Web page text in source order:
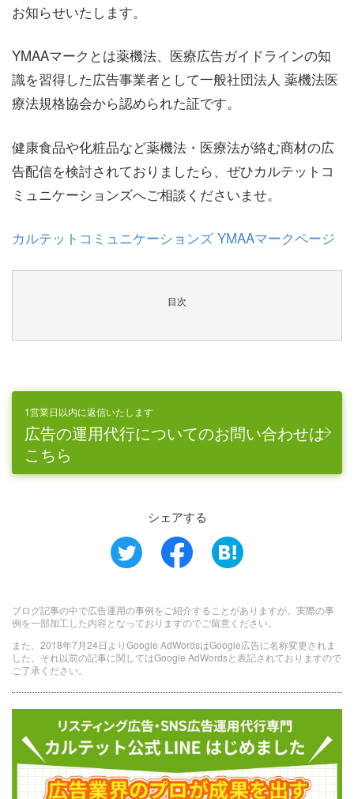
お知らせいたします。
YMAAマークとは薬機法、医療広告ガイドラインの知
識を習得した広告事業者として一般社団法人 薬機法医
療法規格協会から認められた証です。
健康食品や化粧品など薬機法・医療法が絡む商材の広
告配信を検討されておりましたら、ぜひカルテットコ
ミュニケーションズへご相談くださいませ。
カルテットコミュニケーションズ YMAAマークページ
目次
1営業日以内に返信いたします
広告の運用代行についてのお問い合わせは
こちら
シェアする
ブログ記事の中で広告運用の事例をご紹介することがありますが、実際の事
例を一部加工した内容となっておりますのでご留意ください。
また、2018年7月24日よりGoogle AdWordsはGoogle広告に名称変更されま
した。それ以前の記事に関してはGoogle AdWordsと表記されておりますので
ご了承ください。